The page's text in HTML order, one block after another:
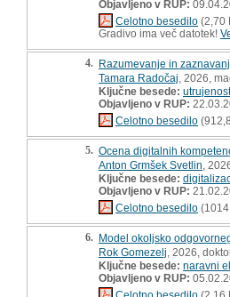
Objavljeno v RUP:
Celotno besedilo (2,70
Gradivo ima več datotek!
4. Razumevanje in
Tamara Radočaj , 2026,
Ključne besede:
Objavljeno v RUP:
Celotno besedilo
5. Ocena digitalnih
Anton Grmšek Svetlin ,
Ključne besede:
Objavljeno v RUP:
Celotno besedilo
6. Model okoljsko
Rok Gomezelj , 2026,
Ključne besede: naravni
Objavljeno v RUP: